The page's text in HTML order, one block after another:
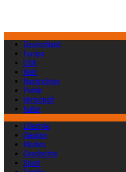
Deutschland
Europa
USA
Welt
Nachrichten
Politik
Wirtschaft
Kultur
Lifestyle
Glauben
Medien
Geschichte
Sport